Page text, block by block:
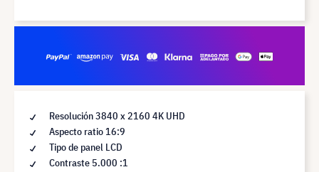
Resolución 3840 x 2160 4K UHD
Aspecto ratio 16:9
Tipo de panel LCD
Contraste 5.000 :1